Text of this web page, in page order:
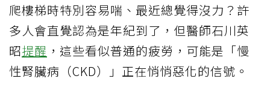
爬樓梯時特別容易喘、最近總覺得沒力？許
多人會直覺認為是年紀到了，但醫師石川英
昭提醒 ，這些看似普通的疲勞，可能是「慢
性腎臟病（CKD）」正在悄悄惡化的信號。